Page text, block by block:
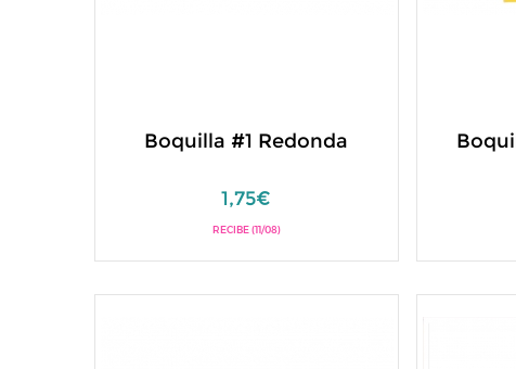
Boquilla #1 Redonda
1,75€
RECIBE (11/08)